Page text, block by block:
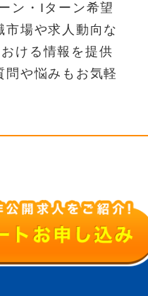
ン・Iターン希望
場や求人動向な
ける情報を提供
問や悩みもお気軽